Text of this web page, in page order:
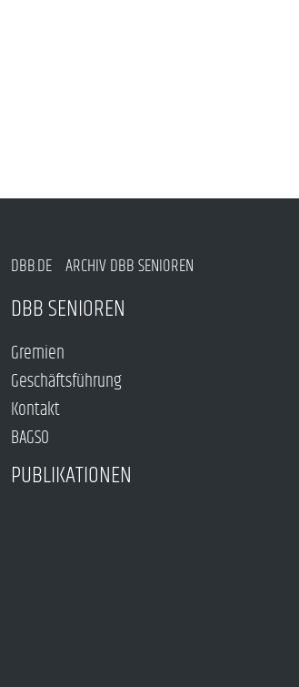
DBB.DE ARCHIV DBB SENIOREN
DBB SENIOREN
Gremien
Geschäftsführung
Kontakt
BAGSO
PUBLIKATIONEN